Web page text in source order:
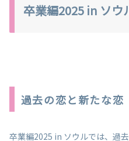
卒業編2025 in ソウ
過去の恋と新たな恋
卒業編2025 in ソウルでは、過